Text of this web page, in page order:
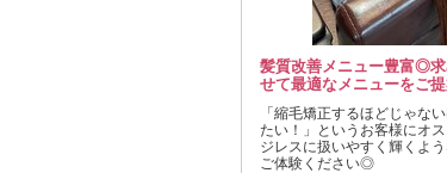
髪質改善メニュー豊富◎
せて最適なメニューをご
「縮毛矯正するほどじゃな
たい！」というお客様にオ
ジレスに扱いやすく輝くよ
ご体験ください◎